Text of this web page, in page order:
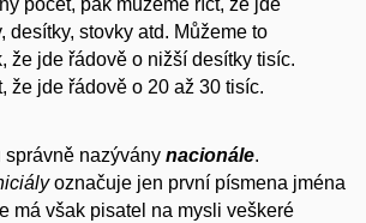
počet, pak můžeme říct, že jde
desítky, stovky atd. Můžeme to
že jde řádově o nižší desítky tisíc.
že jde řádově o 20 až 30 tisíc.
nazývány nacionále.
označuje jen první písmena jména
má však pisatel na mysli veškeré